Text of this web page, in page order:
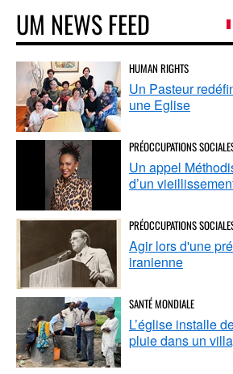
UM NEWS FEED
HUMAN RIGHTS
Un Pasteur
une Eglise
PRÉOCCUPATIONS
Un appel
d’un
PRÉOCCUPATIONS
Agir lors d'une
iranienne
SANTÉ MONDIALE
L’église installe
pluie dans un